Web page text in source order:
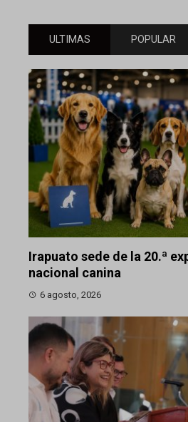
ULTIMAS POPULAR
Irapuato sede de la 20.ª
nacional canina
6 agosto, 2026